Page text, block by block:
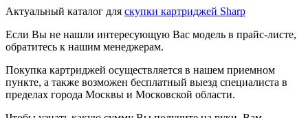
Актуальный каталог для скупки картриджей Sharp
Если Вы не нашли интересующую Вас модель в прайс-листе,
обратитесь к нашим менеджерам.
Покупка картриджей осуществляется в нашем приемном
пункте, а также возможен бесплатный выезд специалиста в
пределах города Москвы и Московской области.